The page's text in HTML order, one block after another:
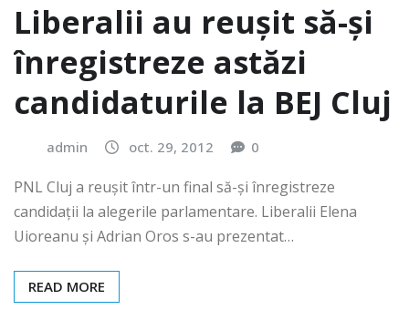
Liberalii au reuşit să-şi
înregistreze astăzi
candidaturile la BEJ Cluj
admin oct. 29, 2012 0
PNL Cluj a reuşit într-un final să-şi înregistreze
candidaţii la alegerile parlamentare. Liberalii Elena
Uioreanu şi Adrian Oros s-au prezentat…
READ MORE